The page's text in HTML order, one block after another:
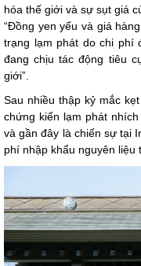
hóa thế giới và sự sụt giá
“Đồng yen yếu và giá
trạng lạm phát do chi phí
đang chịu tác động tiêu
giới”.
Sau nhiều thập kỷ mắc
chứng kiến lạm phát
và gần đây là chiến sự tại
phí nhập khẩu nguyên liệu